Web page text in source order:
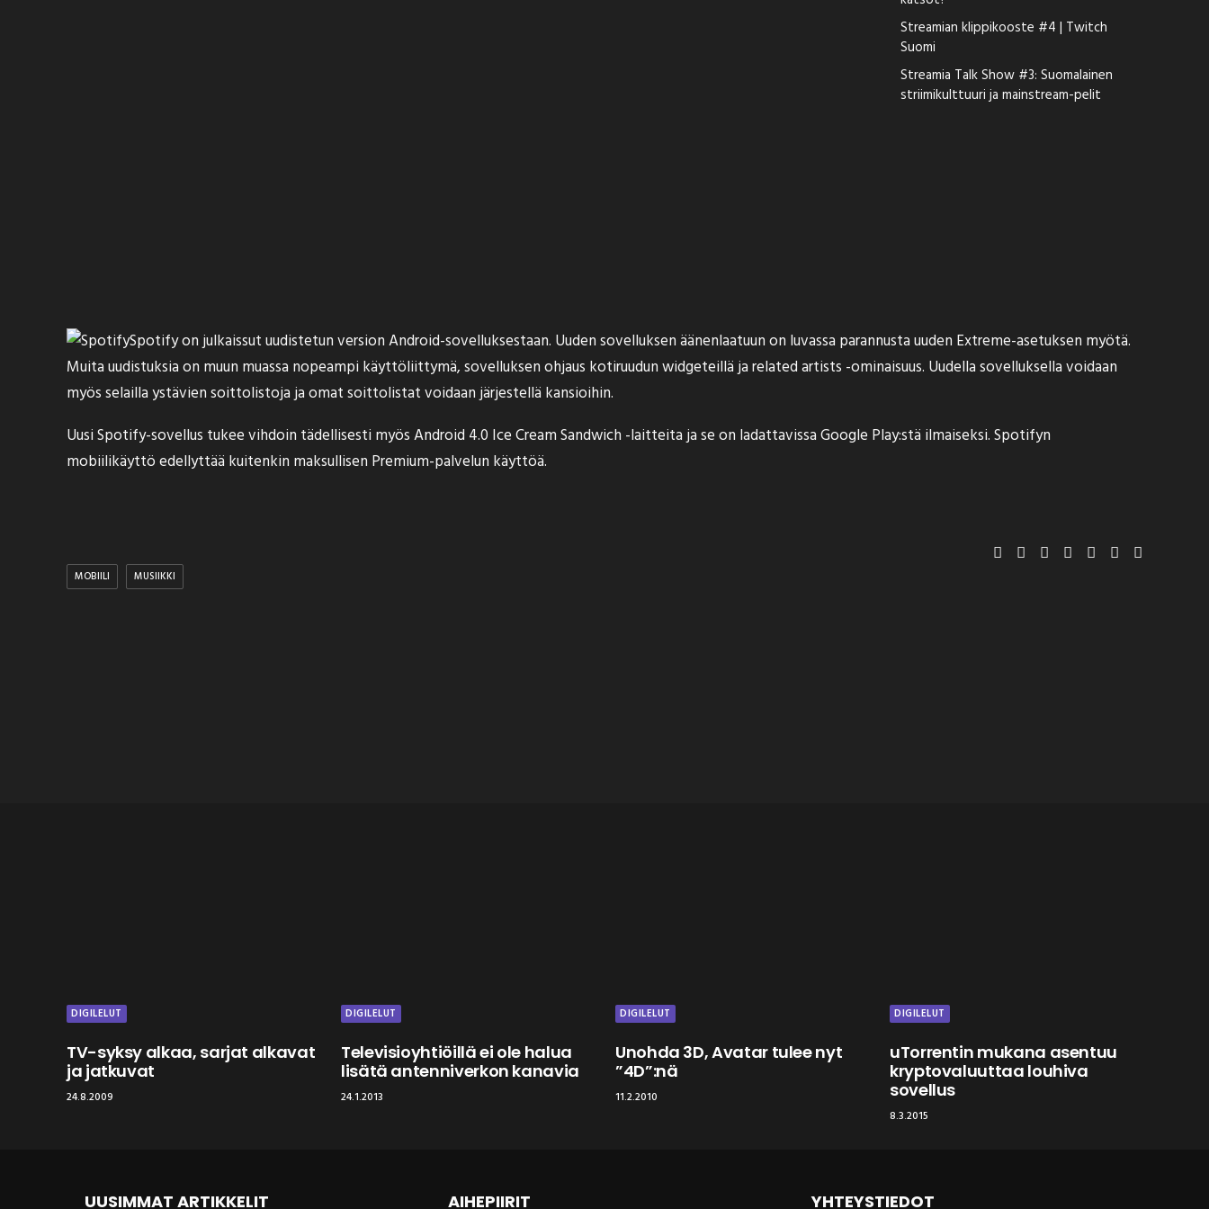
Streamian klippikooste #4 | Twitch
Suomi
Streamia Talk Show #3: Suomalainen
striimikulttuuri ja mainstream-pelit
Spotify onjulkaissutuudistetun version Android-sovelluksestaan. Uuden sovelluksen äänenlaatuun on luvassa parannusta uuden Extreme-asetuksen myötä.
Muita uudistuksia on muun muassa nopeampi käyttöliittymä, sovelluksen ohjaus kotiruudun widgeteillä ja related artists -ominaisuus. Uudella sovelluksella voidaan
myös selailla ystävien soittolistoja ja omat soittolistat voidaan järjestellä kansioihin.
Uusi Spotify-sovellus tukee vihdoin tädellisesti myös Android 4.0 Ice Cream Sandwich -laitteita ja se on ladattavissa Google Play:stä ilmaiseksi. Spotifyn
mobiilikäyttö edellyttää kuitenkin maksullisen Premium-palvelun käyttöä.
MOBIILI MUSIIKKI
DIGILELUT
TV-syksy alkaa, sarjat alkavat
ja jatkuvat
24.8.2009
DIGILELUT
Televisioyhtiöillä ei ole halua
lisätä antenniverkon kanavia
24.1.2013
DIGILELUT
Unohda 3D, Avatar tulee nyt
”4D”:nä
11.2.2010
DIGILELUT
uTorrentin mukana asentuu
kryptovaluuttaa louhiva
sovellus
8.3.2015
UUSIMMAT ARTIKKELIT AIHEPIIRIT YHTEYSTIEDOT